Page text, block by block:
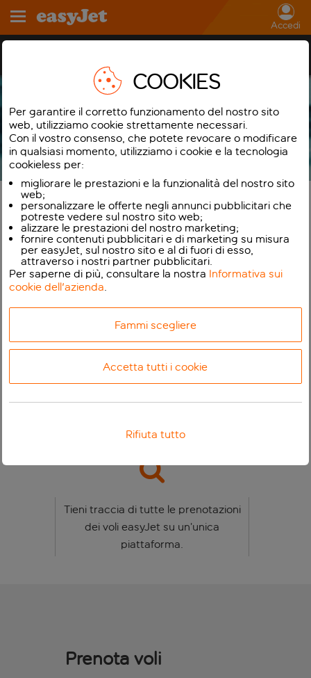
Accedi
Cerca, prenota e gestisci i tuoi voli
quando e dove vuoi.
Usa la tua carta di imbarco per
Tieni traccia di tutte le prenotazioni
dei voli easyJet su un’unica
piattaforma
Prenota voli
COOKIES
Per garantire il corretto funzionamento del nostro sito
web, utilizziamo cookie strettamente necessari.
Con il vostro consenso, che potete revocare o modificare
in qualsiasi momento, utilizziamo i cookie e la tecnologia
cookieless per:
migliorare le prestazioni e la funzionalità del nostro sito
web;
personalizzare le offerte negli annunci pubblicitari che
potreste vedere sul nostro sito web;
alizzare le prestazioni del nostro marketing;
fornire contenuti pubblicitari e di marketing su misura
per easyJet, sul nostro sito e al di fuori di esso,
attraverso i nostri partner pubblicitari.
Per saperne di più, consultare la nostra Informativa sui
cookie dell'azienda.
Fammi scegliere
Accetta tutti i cookie
Rifiuta tutto